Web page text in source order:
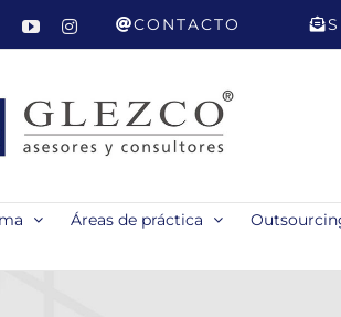
LinkedInYouTubeInstagramCONTACTO
Áreas de práctica